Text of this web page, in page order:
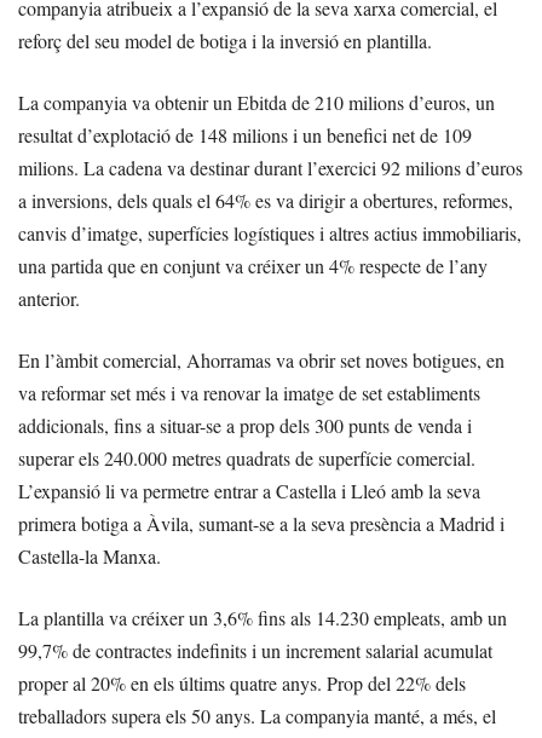
companyia atribueix a l’expansió de la seva xarxa comercial, el
reforç del seu model de botiga i la inversió en plantilla.
La companyia va obtenir un Ebitda de 210 milions d’euros, un
resultat d’explotació de 148 milions i un benefici net de 109
milions. La cadena va destinar durant l’exercici 92 milions d’euros
a inversions, dels quals el 64% es va dirigir a obertures, reformes,
canvis d’imatge, superfícies logístiques i altres actius immobiliaris,
una partida que en conjunt va créixer un 4% respecte de l’any
anterior.
En l’àmbit comercial, Ahorramas va obrir set noves botigues, en
va reformar set més i va renovar la imatge de set establiments
addicionals, fins a situar-se a prop dels 300 punts de venda i
superar els 240.000 metres quadrats de superfície comercial.
L’expansió li va permetre entrar a Castella i Lleó amb la seva
primera botiga a Àvila, sumant-se a la seva presència a Madrid i
Castella-la Manxa.
La plantilla va créixer un 3,6% fins als 14.230 empleats, amb un
99,7% de contractes indefinits i un increment salarial acumulat
proper al 20% en els últims quatre anys. Prop del 22% dels
treballadors supera els 50 anys. La companyia manté, a més, el